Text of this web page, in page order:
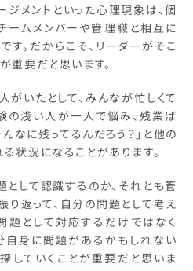
メントといった心理現象は、個
ームメンバーや管理職と相互に
。だからこそ、リーダーがそこ
重要だと思います。
いたとして、みんなが忙しくて
の浅い人が一人で悩み、残業ば
んなに残ってるんだろう？」と他の
状況になることがあります。
して認識するのか、それとも管
返って、自分の問題として考え
題として対応するだけではなく
自身に問題があるかもしれない
していくことが重要だと思いま